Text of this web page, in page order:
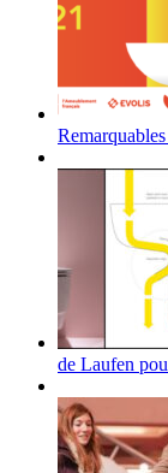
de Laufen